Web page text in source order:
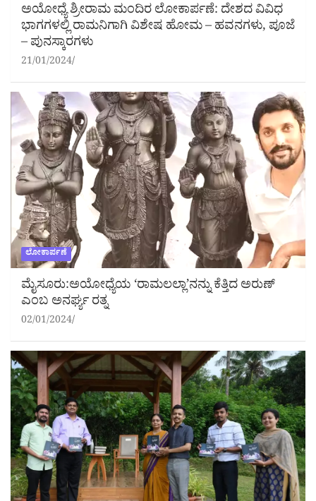
ಅಯೋಧ್ಯೆ ಶ್ರೀರಾಮ ಮಂದಿರ ಲೋಕಾರ್ಪಣೆ: ದೇಶದ ವಿವಿಧ
ಭಾಗಗಳಲ್ಲಿ ರಾಮನಿಗಾಗಿ ವಿಶೇಷ ಹೋಮ – ಹವನಗಳು, ಪೂಜೆ
– ಪುನಸ್ಕಾರಗಳು
21/01/2024
ಲೋಕಾರ್ಪಣೆ
ಮೈಸೂರು:ಅಯೋಧ್ಯೆಯ ‘ರಾಮಲಲ್ಲಾ’ನನ್ನು ಕೆತ್ತಿದ ಅರುಣ್
ಎಂಬ ಅನರ್ಘ್ಯ ರತ್ನ
02/01/2024